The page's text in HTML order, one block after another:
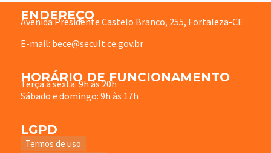
ENDEREÇO
Avenida Presidente Castelo Branco, 255, Fortaleza-CE
E-mail: bece@secult.ce.gov.br
HORÁRIO DE FUNCIONAMENTO
Terça à sexta: 9h às 20h
Sábado e domingo: 9h às 17h
LGPD
Termos de uso